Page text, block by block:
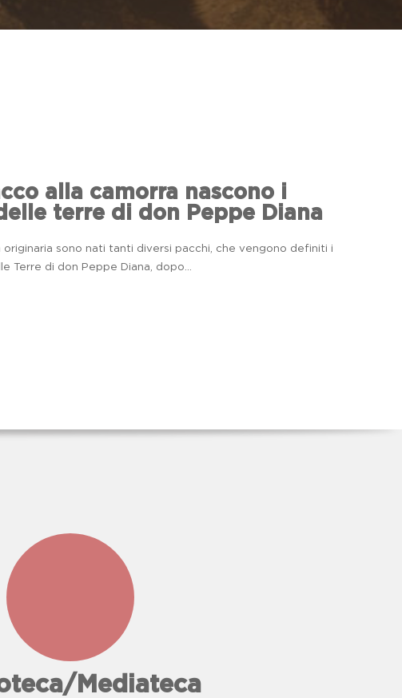
e
di
Diana
alla camorra nascono i
terre di don Peppe Diana
originaria sono nati tanti diversi pacchi, che vengono definiti i
Terre di don Peppe Diana, dopo...
Mediateca